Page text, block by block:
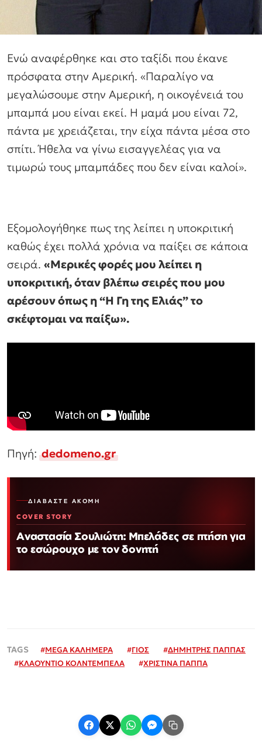
Ενώ αναφέρθηκε και στο ταξίδι που έκανε
πρόσφατα στην Αμερική. «Παραλίγο να
μεγαλώσουμε στην Αμερική, η οικογένειά του
μπαμπά μου είναι εκεί. Η μαμά μου είναι 72,
πάντα με χρειάζεται, την είχα πάντα μέσα στο
σπίτι. Ήθελα να γίνω εισαγγελέας για να
τιμωρώ τους μπαμπάδες που δεν είναι καλοί».
Εξομολογήθηκε πως της λείπει η υποκριτική
καθώς έχει πολλά χρόνια να παίξει σε κάποια
σειρά. «Μερικές φορές μου λείπει η
υποκριτική, όταν βλέπω σειρές που μου
αρέσουν όπως η “Η Γη της Ελιάς” το
σκέφτομαι να παίξω».
Πηγή:dedomeno.gr
ΔΙΑΒΆΣΤΕ ΑΚΌΜΗ
COVER STORY
Αναστασία Σουλιώτη: Μπελάδες σε πτήση για
το εσώρουχο με τον δονητή
#MEGA ΚΑΛΗΜΕΡΑ #ΓΙΟΣ #ΔΗΜΗΤΡΗΣ ΠΑΠΠΑΣ
#ΚΛΑΟΥΝΤΙΟ ΚΟΛΝΤΕΜΠΕΛΑ #ΧΡΙΣΤΙΝΑ ΠΑΠΠΑ